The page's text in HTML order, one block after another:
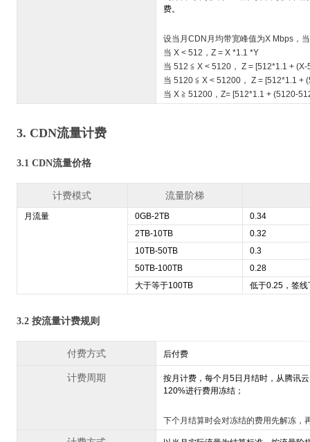
费。
设当月CDN月均带宽峰值为X Mbps，
当 X < 512，Z = X *1.1 *Y
当 512 ≦ X < 5120， Z = [512*1.1 +
当 5120 ≦ X < 51200， Z = [512*1.1 +
当 X ≧ 51200，Z= [512*1.1 + (5120-
3. CDN流量计费
3.1 CDN流量价格
计费模式 流量阶梯
月流量 0GB-2TB
0.34
2TB-10TB
0.32
10TB-50TB
0.3
50TB-100TB
0.28
大于等于100TB
低于0.25，签线
3.2 按流量计费规则
付费方式 后付费
计费周期
按月计费，每个月5日月结时，从腾讯
120%进行费用冻结；
下个月结算时会对冻结的费用先解冻，